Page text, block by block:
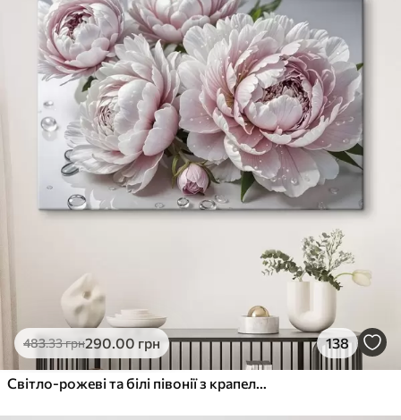
483.33грн290.00 грн 138
Світло-рожеві та білі півонії з крапельками води на пелюстках, тло - біла поверхня